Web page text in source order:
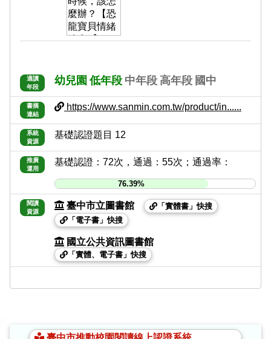
適讀
年段
幼兒園 低年段 中年段 高年段 國中
書摘
連結
https://www.sanmin.com.tw/product/in......
系統
資源
基礎認證題目 12
推廣
運用
基礎認證：72次，通過：55次；通過率：
76.39%
閱讀
資源
臺中市立圖書館
「實體書」快搜
「電子書」快搜
國立公共資訊圖書館
「實體、電子書」快搜